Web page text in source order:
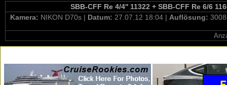
SBB-CFF Re 4/4'' 11322 + SBB-CFF Re 6/6
Kamera: NIKON D70s | Datum: 27.07.12 18:04 | Auflösung: